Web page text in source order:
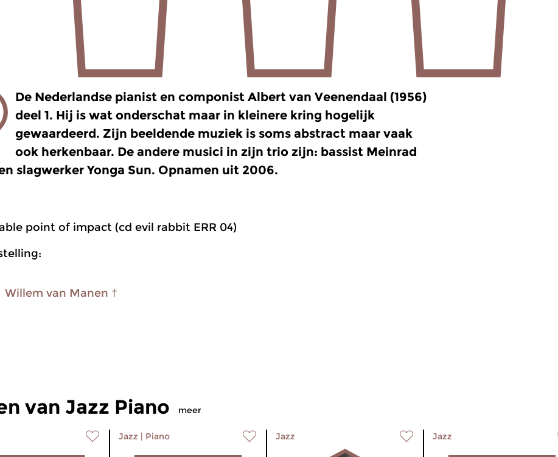
De Nederlandse pianist en componist Albert van Veenendaal (1956)
deel 1. Hij is wat onderschat maar in kleinere kring hogelijk
gewaardeerd. Zijn beeldende muziek is soms abstract maar vaak
ook herkenbaar. De andere musici in zijn trio zijn: bassist Meinrad
slagwerker Yonga Sun. Opnamen uit 2006.
point of impact (cd evil rabbit ERR 04)
Willem van Manen †
van Jazz Piano meer
Jazz | Piano Jazz Jazz